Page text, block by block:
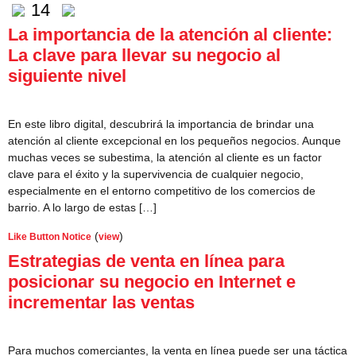
14
La importancia de la atención al cliente:
La clave para llevar su negocio al
siguiente nivel
En este libro digital, descubrirá la importancia de brindar una
atención al cliente excepcional en los pequeños negocios. Aunque
muchas veces se subestima, la atención al cliente es un factor
clave para el éxito y la supervivencia de cualquier negocio,
especialmente en el entorno competitivo de los comercios de
barrio. A lo largo de estas […]
Like Button Notice (view)
Estrategias de venta en línea para
posicionar su negocio en Internet e
incrementar las ventas
Para muchos comerciantes, la venta en línea puede ser una táctica